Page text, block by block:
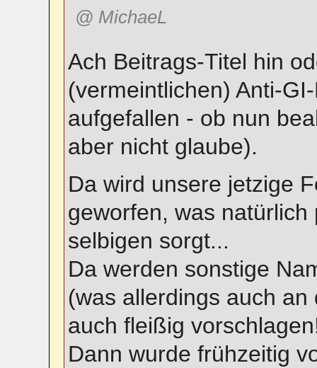
@ MichaeL
Ach Beitrags-Titel hin
(vermeintlichen) Anti-
aufgefallen - ob nun
aber nicht glaube).
Da wird unsere jetzige
geworfen, was
selbigen sorgt...
Da werden sonstige
(was allerdings auch
auch fleißig
Dann wurde frühzeitig